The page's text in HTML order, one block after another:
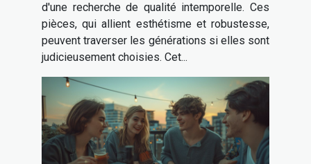
d'une recherche de qualité intemporelle. Ces
pièces, qui allient esthétisme et robustesse,
peuvent traverser les générations si elles sont
judicieusement choisies. Cet...